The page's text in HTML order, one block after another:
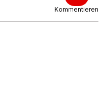
Kommentieren